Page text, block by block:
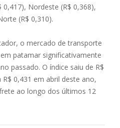
0,417), Nordeste (R$ 0,368),
(R$ 0,310).
o mercado de transporte
patamar significativamente
passado. O índice saiu de R$
0,431 em abril deste ano,
ao longo dos últimos 12